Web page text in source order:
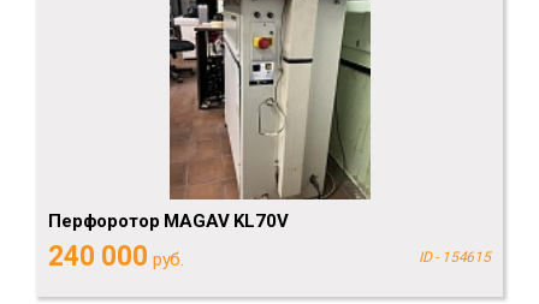
Перфоротор MAGAV KL70V
240 000 руб. ID - 154615